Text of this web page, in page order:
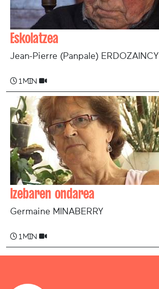
Eskolatzea
Jean-Pierre (Panpale) ERDOZAINCY
1 min
Izebaren ondarea
Germaine MINABERRY
1 min